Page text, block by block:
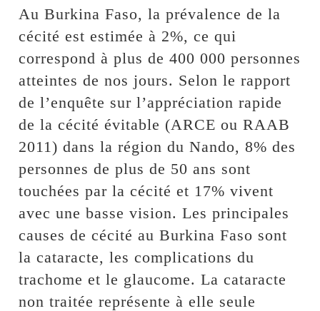
Au Burkina Faso, la prévalence de la
cécité est estimée à 2%, ce qui
correspond à plus de 400 000 personnes
atteintes de nos jours. Selon le rapport
de l’enquête sur l’appréciation rapide
de la cécité évitable (ARCE ou RAAB
2011) dans la région du Nando, 8% des
personnes de plus de 50 ans sont
touchées par la cécité et 17% vivent
avec une basse vision. Les principales
causes de cécité au Burkina Faso sont
la cataracte, les complications du
trachome et le glaucome. La cataracte
non traitée représente à elle seule